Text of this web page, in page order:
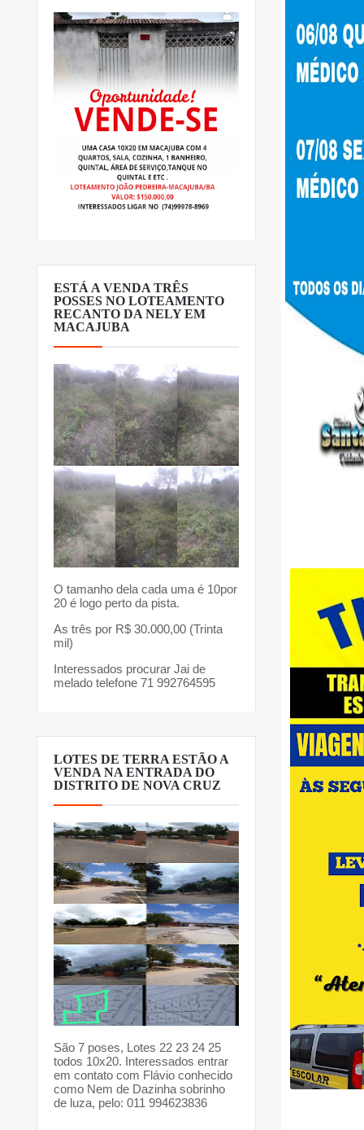
ESTÁ A VENDA TRÊS
POSSES NO LOTEAMENTO
RECANTO DA NELY EM
MACAJUBA
O tamanho dela cada uma é 10por
20 é logo perto da pista.
As três por R$ 30.000,00 (Trinta
mil)
Interessados procurar Jai de
melado telefone 71 992764595
LOTES DE TERRA ESTÃO A
VENDA NA ENTRADA DO
DISTRITO DE NOVA CRUZ
São 7 poses, Lotes 22 23 24 25
todos 10x20. Interessados entrar
em contato com Flávio conhecido
como Nem de Dazinha sobrinho
de luza, pelo: 011 994623836